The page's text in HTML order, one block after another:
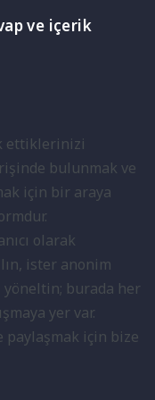
ve içerik
ettiklerinizi
bulunmak ve
için bir araya
olarak
ister anonim
yöneltin; burada her
yer var.
paylaşmak için bize